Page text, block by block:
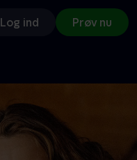
Log ind Prøv nu